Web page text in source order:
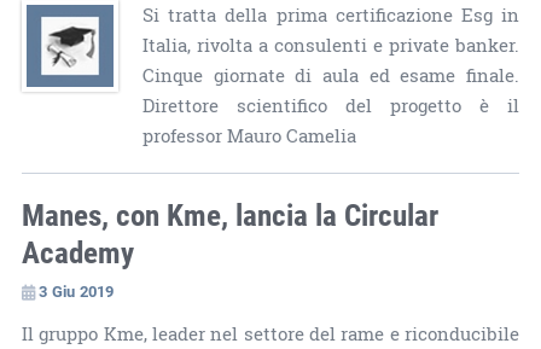
Si tratta della prima certificazione Esg in
Italia, rivolta a consulenti e private banker.
Cinque giornate di aula ed esame finale.
Direttore scientifico del progetto è il
professor Mauro Camelia
Manes, con Kme, lancia la Circular
Academy
3 Giu 2019
Il gruppo Kme, leader nel settore del rame e riconducibile